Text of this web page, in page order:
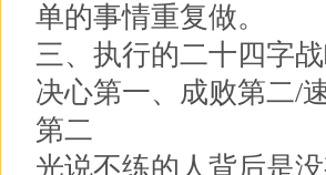
单的事情重复做。
三、执行的二十四字战
决心第一、成败第二/
第二
光说不练的人背后是